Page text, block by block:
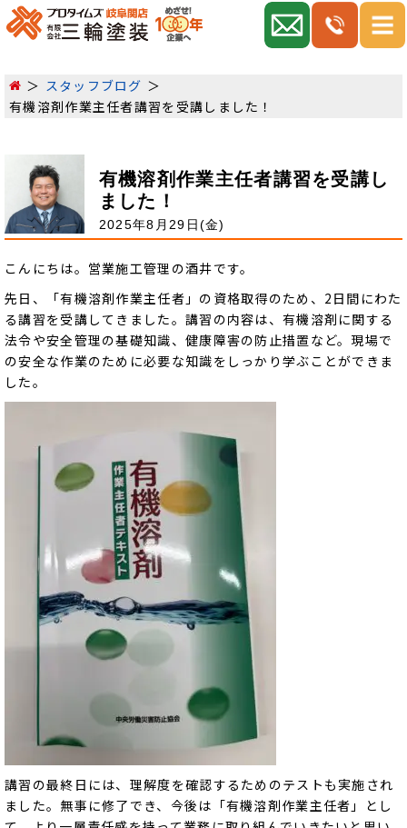
スタッフブログ
有機溶剤作業主任者講習を受講しました！
有機溶剤作業主任者講習を受講し
ました！
2025年8月29日(金)
こんにちは。営業施工管理の酒井です。
先日、「有機溶剤作業主任者」の資格取得のため、2日間にわた
る講習を受講してきました。講習の内容は、有機溶剤に関する
法令や安全管理の基礎知識、健康障害の防止措置など。現場で
の安全な作業のために必要な知識をしっかり学ぶことができま
した。
講習の最終日には、理解度を確認するためのテストも実施され
ました。無事に修了でき、今後は「有機溶剤作業主任者」とし